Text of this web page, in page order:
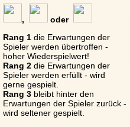
,
oder
Rang 1 die Erwartungen der
Spieler werden übertroffen -
hoher Wiederspielwert!
Rang 2 die Erwartungen der
Spieler werden erfüllt - wird
gerne gespielt.
Rang 3 bleibt hinter den
Erwartungen der Spieler zurück -
wird seltener gespielt.